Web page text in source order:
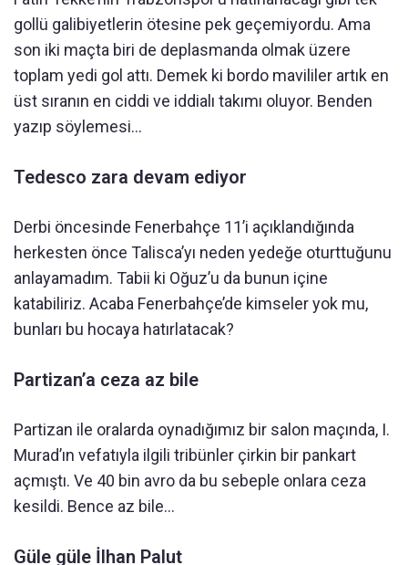
gollü galibiyetlerin ötesine pek geçemiyordu. Ama
son iki maçta biri de deplasmanda olmak üzere
toplam yedi gol attı. Demek ki bordo mavililer artık en
üst sıranın en ciddi ve iddialı takımı oluyor. Benden
yazıp söylemesi…
Tedesco zara devam ediyor
Derbi öncesinde Fenerbahçe 11’i açıklandığında
herkesten önce Talisca’yı neden yedeğe oturttuğunu
anlayamadım. Tabii ki Oğuz’u da bunun içine
katabiliriz. Acaba Fenerbahçe’de kimseler yok mu,
bunları bu hocaya hatırlatacak?
Partizan’a ceza az bile
Partizan ile oralarda oynadığımız bir salon maçında, I.
Murad’ın vefatıyla ilgili tribünler çirkin bir pankart
açmıştı. Ve 40 bin avro da bu sebeple onlara ceza
kesildi. Bence az bile…
Güle güle İlhan Palut